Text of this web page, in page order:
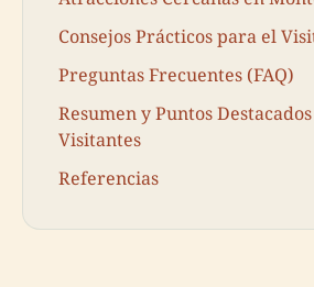
Consejos Prácticos para el
Preguntas Frecuentes (FAQ)
Resumen y Puntos
Visitantes
Referencias